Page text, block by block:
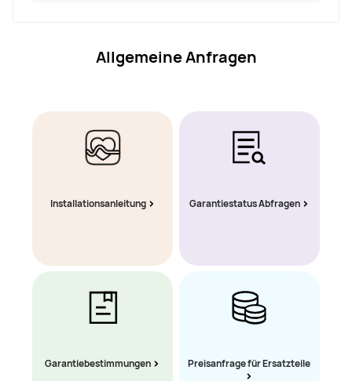
Allgemeine Anfragen
Installationsanleitung Garantiestatus Abfragen
Garantiebestimmungen Preisanfrage für Ersatzteile